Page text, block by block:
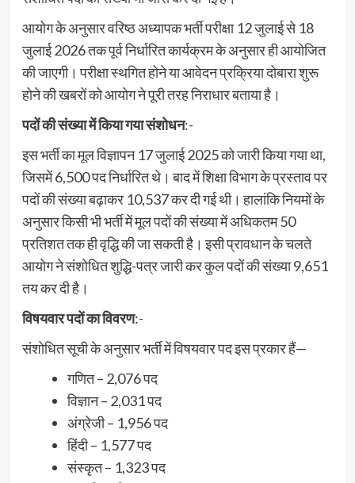
आयोग के अनुसार वरिष्ठ अध्यापक भर्ती परीक्षा 12 जुलाई से 18
जुलाई 2026 तक पूर्व निर्धारित कार्यक्रम के अनुसार ही आयोजित
की जाएगी। परीक्षा स्थगित होने या आवेदन प्रक्रिया दोबारा शुरू
होने की खबरों को आयोग ने पूरी तरह निराधार बताया है।
पदों की संख्या में किया गया संशोधन:-
इस भर्ती का मूल विज्ञापन 17 जुलाई 2025 को जारी किया गया था,
जिसमें 6,500 पद निर्धारित थे। बाद में शिक्षा विभाग के प्रस्ताव पर
पदों की संख्या बढ़ाकर 10,537 कर दी गई थी। हालांकि नियमों के
अनुसार किसी भी भर्ती में मूल पदों की संख्या में अधिकतम 50
प्रतिशत तक ही वृद्धि की जा सकती है। इसी प्रावधान के चलते
आयोग ने संशोधित शुद्धि-पत्र जारी कर कुल पदों की संख्या 9,651
तय कर दी है।
विषयवार पदों का विवरण:-
संशोधित सूची के अनुसार भर्ती में विषयवार पद इस प्रकार हैं—
गणित – 2,076 पद
विज्ञान – 2,031 पद
अंग्रेजी – 1,956 पद
हिंदी – 1,577 पद
संस्कृत – 1,323 पद